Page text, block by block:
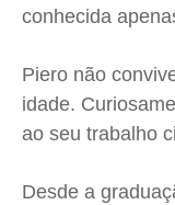
conhecida
Piero não
idade.
ao seu trabalho
Desde a